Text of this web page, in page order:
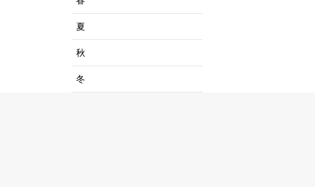
夏
秋
冬